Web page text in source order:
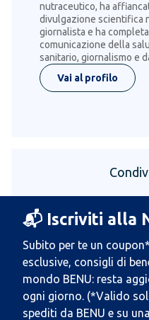
nutraceutico, ha
divulgazione scientifica
giornalista e ha
comunicazione della
sanitario, giornalismo e
Vai al profilo
📬 Iscriviti alla
Subito per te un
esclusive, consigli di
mondo BENU: resta
ogni giorno. (*Valido
spediti da BENU e su